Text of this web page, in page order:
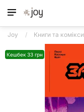
Joy Книги та комікси
Кешбек 33 грн